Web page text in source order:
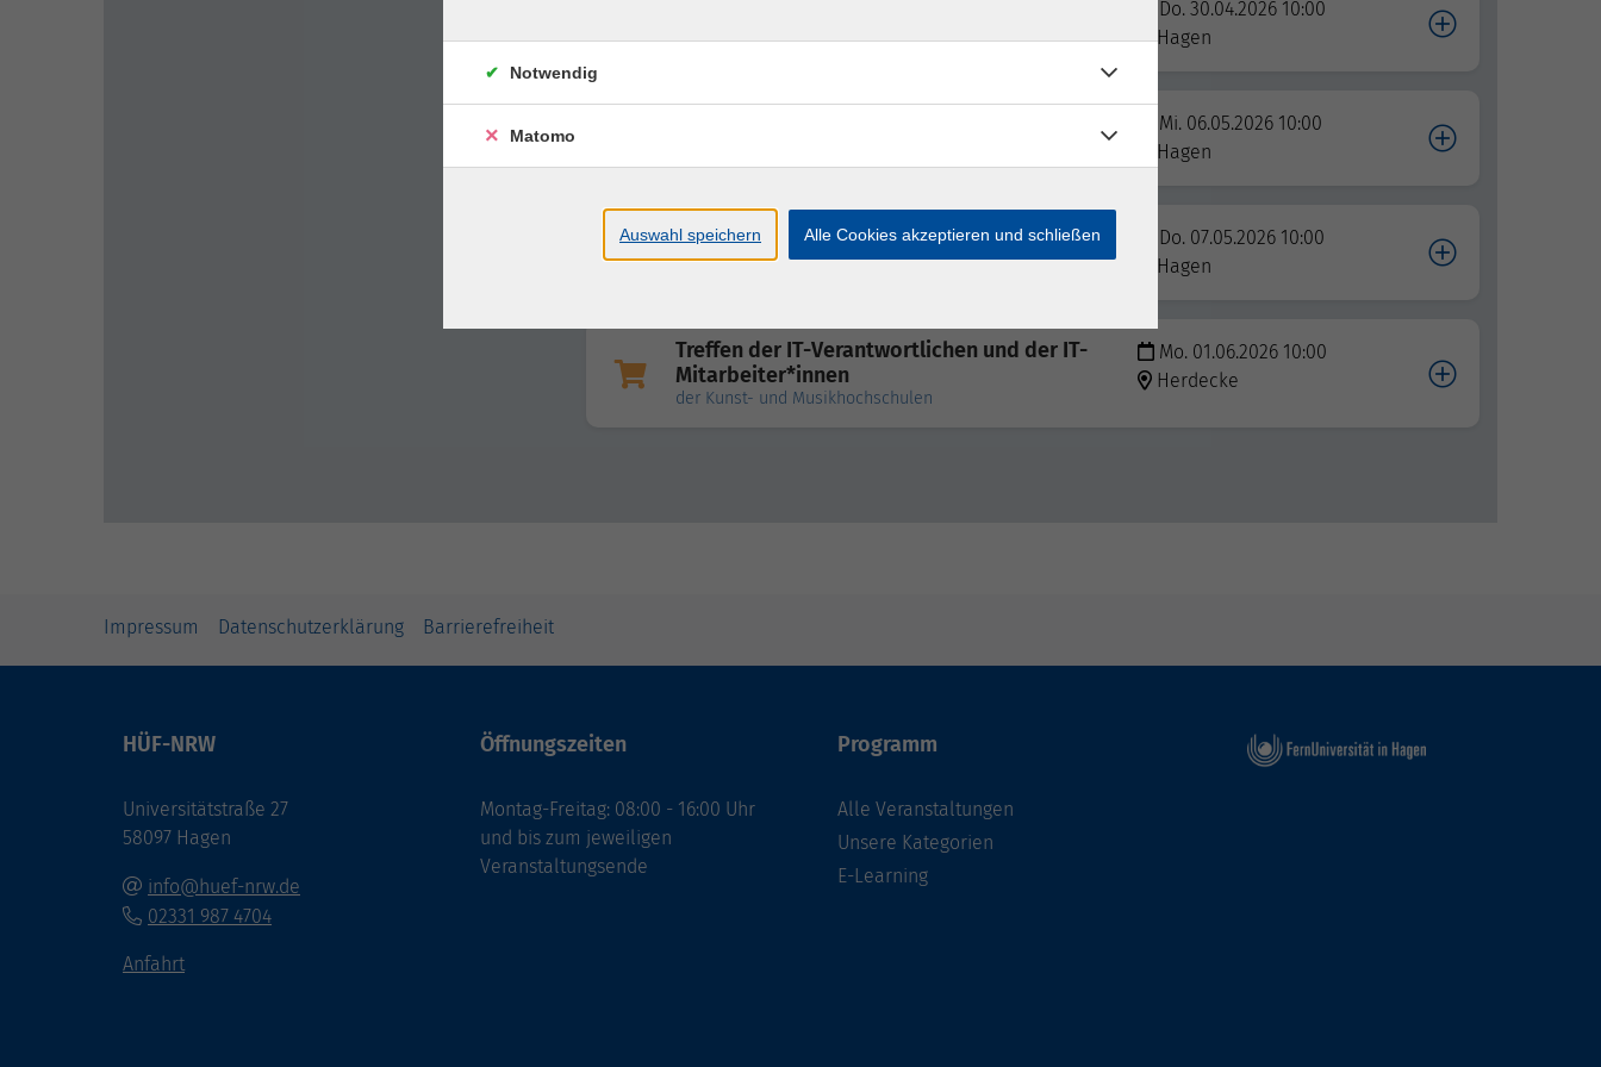
Do. 30.04.2026 10:00
Hagen
Mi. 06.05.2026 10:00
Hagen
MACH - Fachadministration Finanzen
- Erfahrungsaustausch
Do. 07.05.2026 10:00
Hagen
Treffen der IT-Verantwortlichen und der IT-
Mitarbeiter*innen
der Kunst- und Musikhochschulen
Mo. 01.06.2026 10:00
Herdecke
Impressum Datenschutzerklärung Barrierefreiheit
HÜF-NRW
Universitätstraße 27
58097 Hagen
info@huef-nrw.de
02331 987 4704
Anfahrt
Öffnungszeiten
Montag-Freitag: 08:00 - 16:00 Uhr
und bis zum jeweiligen
Veranstaltungsende
Programm
Alle Veranstaltungen
Unsere Kategorien
E-Learning
Notwendig
Matomo
Auswahl speichern Alle Cookies akzeptieren und schließen